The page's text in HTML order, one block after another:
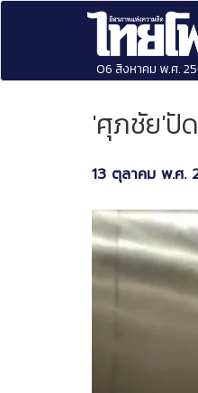
06 สิงหาคม พ.ศ.
'ศุภชัย'ปั
13 ตุลาคม พ.ศ.